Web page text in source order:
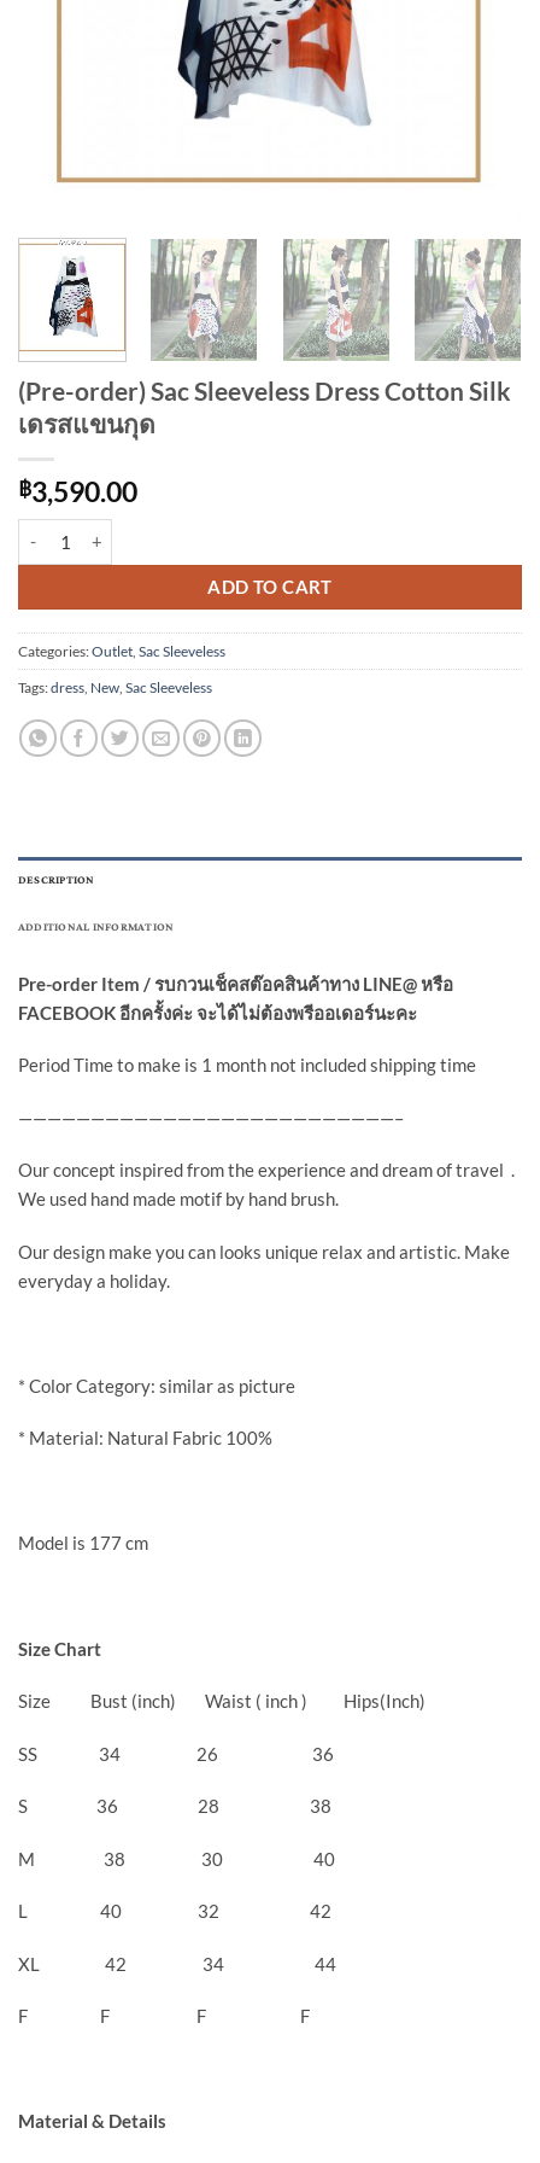
(Pre-order) Sac Sleeveless Dress Cotton Silk
เดรสแขนกุด
฿3,590.00
ADD TO CART
Categories:Outlet, Sac Sleeveless
Tags:dress, New, Sac Sleeveless
DESCRIPTION
ADDITIONAL INFORMATION
Pre-order Item / รบกวนเช็คสต๊อคสินค้าทาง LINE@ หรือ
FACEBOOK อีกครั้งค่ะ จะได้ไม่ต้องพรีออเดอร์นะคะ
Period Time to make is 1 month not included shipping time
——————————————————————————–
Our concept inspired from the experience and dream of travel .
We used hand made motif by hand brush.
Our design make you can looks unique relax and artistic. Make
everyday a holiday.
* Color Category: similar as picture
* Material: Natural Fabric 100%
Model is 177 cm
Size Chart
Size Bust (inch) Waist ( inch ) Hips(Inch)
SS 34 26 36
S 36 28 38
M 38 30 40
L 40 32 42
XL 42 34 44
F F F F
Material & Details